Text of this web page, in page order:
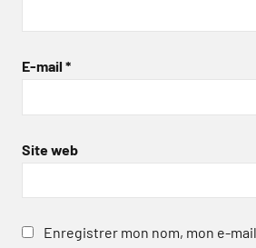
E-mail *
Site web
Enregistrer mon nom, mon e-